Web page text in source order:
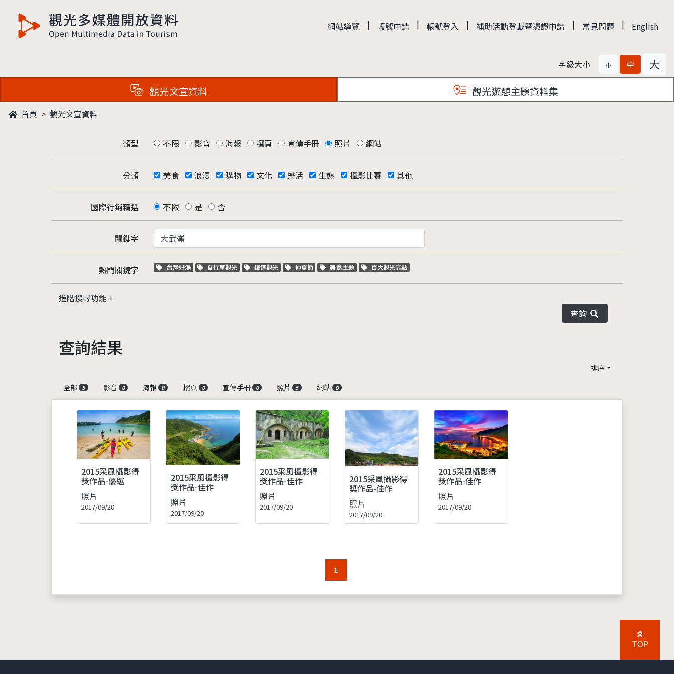
觀光多媒體開放資料 網站導覽 | 帳號申請 | 帳號登入 | 補助活動登載暨憑證申請 | 常見問題 | English
字級大小 小 中 大
觀光文宣資料 觀光遊憩主題資料集
首頁 觀光文宣資料
類型 不限 影音 海報 摺頁 宣傳手冊 照片 網站
分類 美食 浪漫 購物 文化 樂活 生態 攝影比賽 其他
國際行銷精選 不限 是 否
關鍵字
熱門關鍵字 關鍵字標籤
台灣好湯 關鍵字標籤
自行車觀光 關鍵字標籤
鐵道觀光 關鍵字標籤
仲夏節 關鍵字標籤
美食主題 關鍵字標籤
百大觀光亮點
進階搜尋功能
查詢
查詢結果
排序
全部
5 影音 0 海報 0 摺頁 0 宣傳手冊 0 照片 5 網站 0
2015采風攝影得
獎作品-優選
照片
2017/09/20
2015采風攝影得
獎作品-佳作
照片
2017/09/20
2015采風攝影得
獎作品-佳作
照片
2017/09/20
2015采風攝影得
獎作品-佳作
照片
2017/09/20
2015采風攝影得
獎作品-佳作
照片
2017/09/20
1
TOP